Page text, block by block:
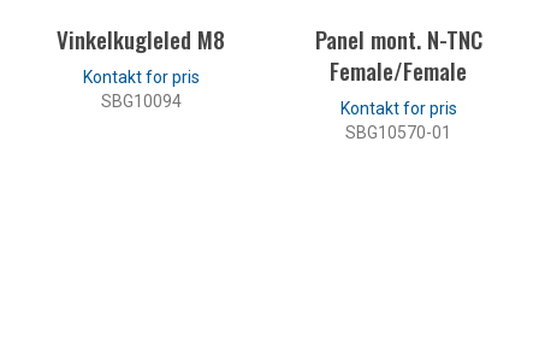
Vinkelkugleled M8
SBG10094
Panel mont. N-TNC
Female/Female
SBG10570-01